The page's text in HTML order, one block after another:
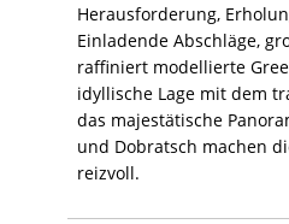
Herausforderung,
Einladende Abschläge,
raffiniert modellierte
idyllische Lage mit dem
das majestätische
und Dobratsch machen
reizvoll.